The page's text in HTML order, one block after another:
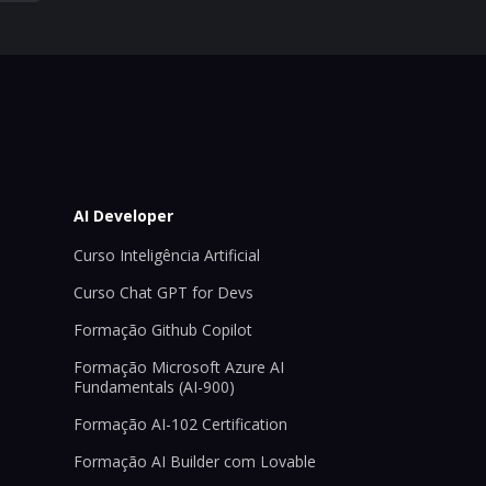
AI Developer
Curso Inteligência Artificial
Curso Chat GPT for Devs
Formação Github Copilot
Formação Microsoft Azure AI
Fundamentals (AI-900)
Formação AI-102 Certification
Formação AI Builder com Lovable